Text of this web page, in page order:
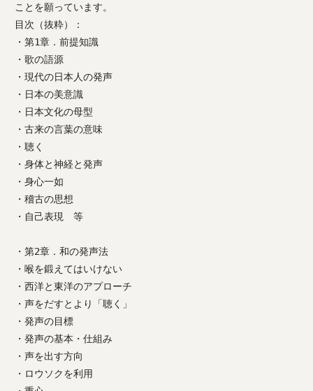
ことを願っています。
目次（抜粋）：
・第1章．前提知識
・歌の語源
・現代の日本人の発声
・日本の美意識
・日本文化の母型
・古来の言葉の意味
・聴く
・身体と神経と発声
・身心一如
・稽古の思想
・自己表現 等
・第2章．和の発声法
・喉を鍛えてはいけない
・西洋と東洋のアプローチ
・声をだすとより「聴く」
・発声の目標
・発声の基本・仕組み
・声を出す方向
・ロウソクを利用